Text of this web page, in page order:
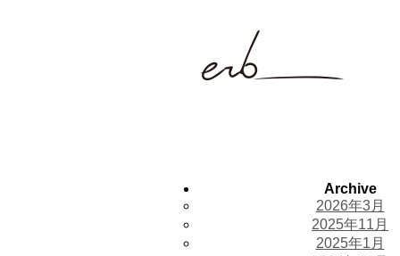
Archive
2026年3月
2025年11月
2025年1月